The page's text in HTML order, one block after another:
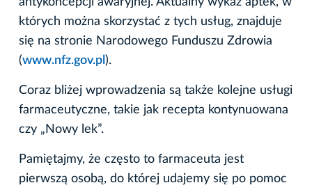
których można skorzystać z tych usług, znajduje
się na stronie Narodowego Funduszu Zdrowia
(www.nfz.gov.pl ).
Coraz bliżej wprowadzenia są także kolejne usługi
farmaceutyczne, takie jak recepta kontynuowana
czy „Nowy lek”.
Pamiętajmy, że często to farmaceuta jest
pierwszą osobą, do której udajemy się po pomoc